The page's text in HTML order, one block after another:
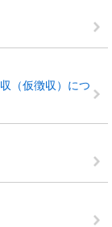
（仮徴収）につ